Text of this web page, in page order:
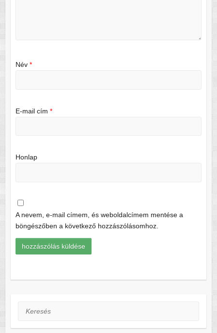
Név *
E-mail cím *
Honlap
A nevem, e-mail címem, és weboldalcímem mentése a
böngészőben a következő hozzászólásomhoz.
Keresés